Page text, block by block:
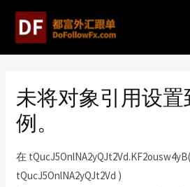
未将对象引用设
例。
在
tQucJ5OnlNA2yQJt2Vd )